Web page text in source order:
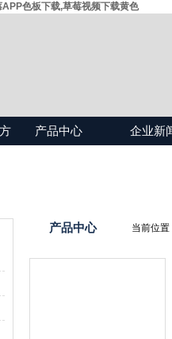
色板下载,草莓视频下载黄色
产品中心 企业新
产品中心 当前位置